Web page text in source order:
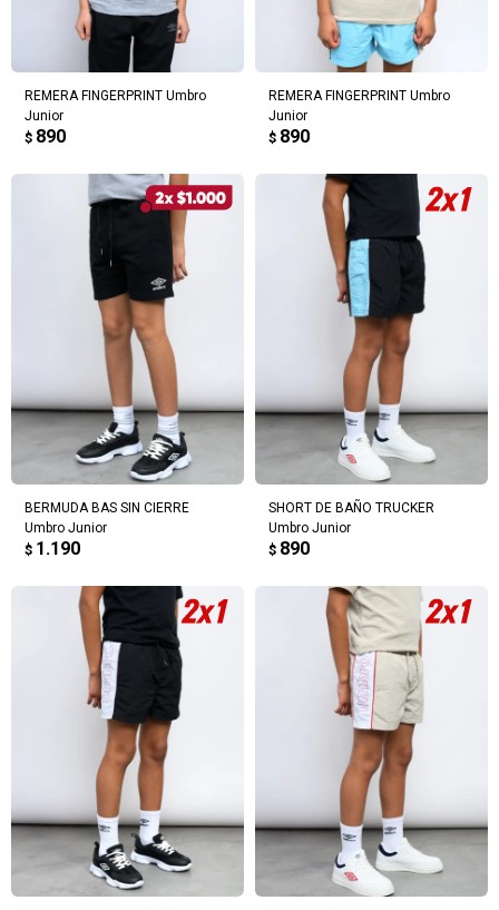
REMERA FINGERPRINT Umbro
Junior
$ 890
REMERA FINGERPRINT Umbro
Junior
$ 890
BERMUDA BAS SIN CIERRE
Umbro Junior
$ 1.190
SHORT DE BAÑO TRUCKER
Umbro Junior
$ 890